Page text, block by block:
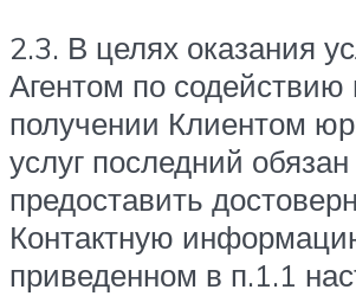
2.3. В целях оказания
Агентом по содействию
получении Клиентом
услуг последний обязан
предоставить
Контактную
приведенном в п.1.1